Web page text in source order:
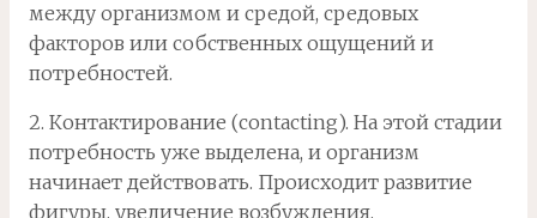
между организмом и средой, средовых
факторов или собственных ощущений и
потребностей.
2. Контактирование (contacting). На этой стадии
потребность уже выделена, и организм
начинает действовать. Происходит развитие
фигуры, увеличение возбуждения,